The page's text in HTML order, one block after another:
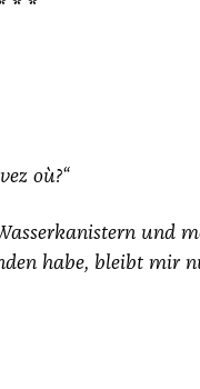
* *
où?“
und
habe, bleibt mir